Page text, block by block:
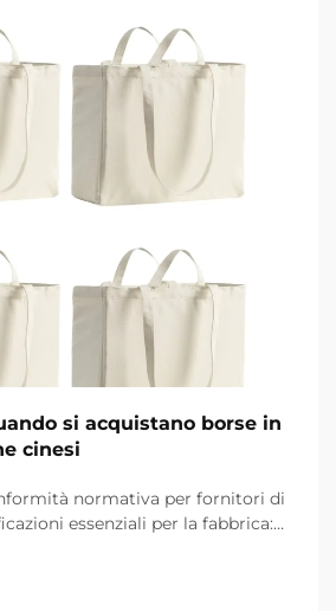
si acquistano borse in
cinesi
normativa per fornitori di
essenziali per la fabbrica:
Quando si valutano i
dovrebbero privilegiare quelli